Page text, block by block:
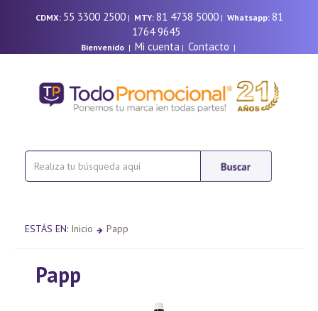
CDMX: 55 3300 2500| MTY: 81 4738 5000| Whatsapp: 81
1764 9645
Bienvenido| Mi cuenta | Contacto |
ESTÁS EN: Inicio Papp
Papp